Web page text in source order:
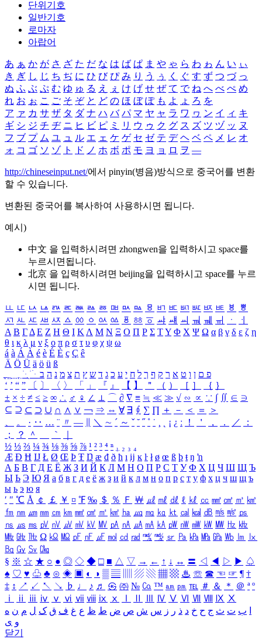
단위기호
일반기호
로마자
아랍어
あ ぁ か が さ ざ た だ な は ば ぱ ま や ゃ ら わ ゎ ん い ぃ
き ぎ し じ ち ぢ に ひ び ぴ み り う ぅ く ぐ す ず つ づ っ
ぬ ふ ぶ ぷ む ゆ ゅ る え ぇ け げ せ ぜ て で ね へ べ ぺ め
れ お ぉ こ ご そ ぞ と ど の ほ ぼ ぽ も よ ょ ろ を
ア ァ カ サ ザ タ ダ ナ ハ バ パ マ ヤ ャ ラ ワ ヮ ン イ ィ キ
ギ シ ジ チ ヂ ニ ヒ ビ ピ ミ リ ウ ゥ ク グ ス ズ ツ ヅ ッ ヌ
フ ブ プ ム ユ ュ ル エ ェ ケ ゲ セ ゼ テ デ ヘ ベ ペ メ レ オ
ォ コ ゴ ソ ゾ ト ド ノ ホ ボ ポ モ ヨ ョ ロ ヲ ―
http://chineseinput.net/에서 pinyin(병음)방식으로 중국어를 변환
할 수 있습니다.
변환된 중국어를 복사하여 사용하시면 됩니다.
예시)
中文 을 입력하시려면 zhongwen을 입력하시고 space를
누르시면됩니다.
北京 을 입력하시려면 beijing을 입력하시고 space를 누르
시면 됩니다.
ㅥ ㅦ ㅧ ㅨ ㅩ ㅪ ㅫ ㅬ ㅭ ㅮ ㅯ ㅰ ㅱ ㅲ ㅳ ㅴ ㅵ ㅶ ㅷ ㅸ
ㅹ
ㅺ ㅻ ㅼ ㅽ ㅾ ㅿ ㆀ ㆁ ㆂ ㆃ ㆄ ㆅ ㆆ ㆇ ㆈ ㆉ ㆊ ㆋ ㆌ ㆍ
ㆎ
Α Β ΓΔ Ε Ζ Η Θ Ι ΚΛ Μ Ν Ξ Ο Π Ρ Σ ΤΥ Φ Χ Ψ Ω α β γ δ ε ζ η
θ ι κ λ μ ν ξ ο π ρ σ τ υ φ χ ψ ω
á à Á À é è É È ç Ç ê
Ä Ö Ü ä ö ü ß
ִֶֹ ֻּ ׁׂ פ ם ן ו ט א ר ק ף ך ל ח י ע כ ג ד ש ץ ת צ מ נ ה ב
‘ ’ “ ” 〔 〕 〈 〉 「 」 『 』 【 】 ＂ （ ） ［ ］ ｛ ｝
± × ÷ ≠ ≤ ≥ ∞ ∴ ♂ ♀ ∠ ⊥ ⌒ ∂ ∇ ≡ ≒ ≪ ≫ √ ∽ ∝ ∵ ∫ ∬ ∈ ∋
⊆ ⊇ ⊂ ⊃ ∪ ∩ ∧ ∨ ￢ ⇒ ⇔ ∀ ∃ ∮ ∑ ∏ ＋ － ＜ ＝
＞
、
。 · ‥ … ¨ 〃 ― ＼ ∼ ´ ～ ˇ ˘ ˝ ˚ ˙ ¸ ¡ ¿ ː ！ ＇ ， ． ／
：
；
？ ＾ ｀
½ ⅓ ⅔ ¼ ¾ ⅛ ⅜ ⅝ ⅞ ¹ ² ³ ⁴ ⁿ ₁ ₂ ₃ ₄
Æ Ð Ħ Ĳ Ł Ø Œ Þ Ŧ Ŋ æ đ ð ħ ı ĳ ĸ ŀ ł ø œ ß þ ŧ ŋ ŉ
А Б В Г Д Е Ё Ж З И Й К Л М Н О П Р С Т У Ф Х Ц Ч Ш Щ Ъ
Ы Ь Э Ю Я а б в г д е ё ж з и й к л м н о п р с т у ф х ц ч ш щ ъ
ы ь э ю я
′ ″ ℃ Å ￠ ￡ ￥ ¤ ℉ ‰ ＄ ％ Ｆ ￦ ㎕ ㎖ ㎗ ℓ ㎘ ㏄ ㎣ ㎤ ㎥ ㎦
㎙ ㎚ ㎛ ㎜ ㎝ ㎞ ㎟ ㎠ ㎡ ㎢ ㏊ ㎍ ㎎ ㎏ ㏏ ㎈ ㎉ ㏈ ㎧ ㎨ ㎰
㎱ ㎲ ㎳ ㎴ ㎵ ㎶ ㎷ ㎸ ㎹ ㎀ ㎁ ㎂ ㎃ ㎄ ㎺ ㎻ ㎽ ㎾ ㎿ ㎐ ㎑
㎒ ㎓ ㎔ Ω ㏀ ㏁ ㎊ ㎋ ㎌ ㏖ ㏅ ㎭ ㎮ ㎯ ㏛ ㎩ ㎪ ㎫ ㎬ ㏝ ㏐
㏓
㏃ ㏉ ㏜ ㏆
§ ※ ☆ ★ ○ ● ◎ ◇ ◆ □ ■ △ ▽ → ← ↑ ↓ ↔ 〓 ◁ ◀ ▷ ▶ ♤
♠ ♡ ♥ ♧ ♣ ⊙ ◈ ▣ ◐ ◑ ▒ ▤ ▨ ▧ ▦ ▩ ♨ ☏ ☎ ☜ ☞ ¶ †
‡ ↕ ↗ ↙ ↖ ↘ ♭ ♩ ♪ ♬ ㉿ ㈜ № ㏇ ™ ㏂ ㏘ ℡ ＃ ＆ ＊ ＠ ª º
ⅰ
ⅱ ⅲ ⅳ ⅴ ⅵ ⅶ ⅷ ⅸ ⅹ Ⅳ Ⅴ Ⅵ Ⅶ Ⅷ Ⅸ Ⅹ
ب ت ث ج ح خ د ذ ر ز س ش ص ض ط ظ ع غ ف ق ک ل م ن ه
و ی
닫기